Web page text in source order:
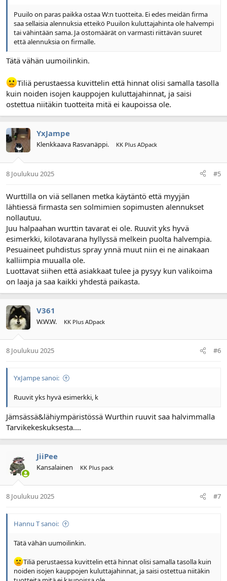
Puuilo on paras paikka ostaa W:n tuotteita. Ei edes meidän firma
saa sellaisia alennuksia etteikö Puuilon kuluttajahinta ole halvempi
tai vähintään sama. Ja ostomäärät on varmasti riittävän suuret
että alennuksia on firmalle.
Tätä vähän uumoilinkin.
Tiliä perustaessa kuvittelin että hinnat olisi samalla tasolla
kuin noiden isojen kauppojen kuluttajahinnat, ja saisi
ostettua niitäkin tuotteita mitä ei kaupoissa ole.
YxJampe
Klenkkaava Rasvanäppi. KK Plus ADpack
8 Joulukuu 2025 #5
Wurttilla on viä sellanen metka käytäntö että myyjän
lähtiessä firmasta sen solmimien sopimusten alennukset
nollautuu.
Juu halpaahan wurttin tavarat ei ole. Ruuvit yks hyvä
esimerkki, kilotavarana hyllyssä melkein puolta halvempia.
Pesuaineet puhdistus spray ynnä muut niin ei ne ainakaan
kalliimpia muualla ole.
Luottavat siihen että asiakkaat tulee ja pysyy kun valikoima
on laaja ja saa kaikki yhdestä paikasta.
V361
W.W.W. KK Plus ADpack
8 Joulukuu 2025 #6
YxJampe sanoi:
Ruuvit yks hyvä esimerkki, k
Jämsässä&lähiympäristössä Wurthin ruuvit saa halvimmalla
Tarvikekeskuksesta....
JiiPee
Kansalainen KK Plus pack
8 Joulukuu 2025 #7
Hannu T sanoi:
Tätä vähän uumoilinkin.
Tiliä perustaessa kuvittelin että hinnat olisi samalla tasolla kuin
noiden isojen kauppojen kuluttajahinnat, ja saisi ostettua niitäkin